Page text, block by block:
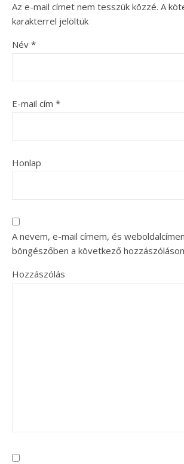
Az e-mail címet nem tesszük közzé. A
karakterrel jelöltük
Név *
E-mail cím *
Honlap
A nevem, e-mail címem, és
böngészőben a következő
Hozzászólás